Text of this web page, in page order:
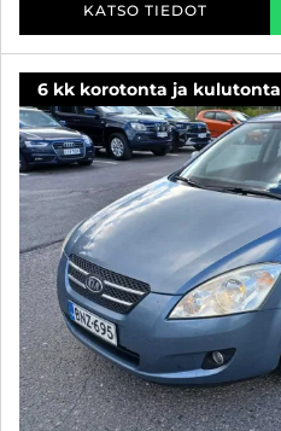
KATSO TIEDOT
6 kk korotonta ja kulutonta